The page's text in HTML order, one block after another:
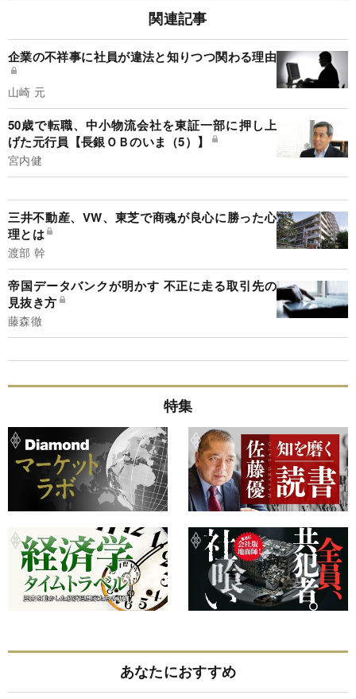
関連記事
企業の不祥事に社員が違法と知りつつ関わる理由
山崎 元
50歳で転職、中小物流会社を東証一部に押し上
げた元行員【長銀ＯＢのいま（5）】
宮内健
三井不動産、VW、東芝で商魂が良心に勝った心
理とは
渡部 幹
帝国データバンクが明かす 不正に走る取引先の
見抜き方
藤森徹
特集
あなたにおすすめ